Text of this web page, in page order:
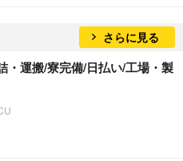
さらに見る
・運搬/寮完備/日払い/工場・製